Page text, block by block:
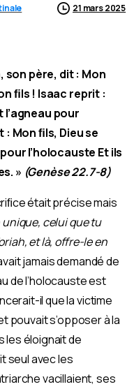
21 mars 2025
son père, dit : Mon
ﬁls ! Isaac reprit :
l’agneau pour
Mon ﬁls, Dieu se
l’holocauste Et ils
» (Genèse 22.7-8)
était précise mais
unique, celui que tu
et là, offre-le en
jamais demandé de
de l’holocauste est
il que la victime
pouvait s’opposer à la
les éloignait de
seul avec les
vacillaient, ses